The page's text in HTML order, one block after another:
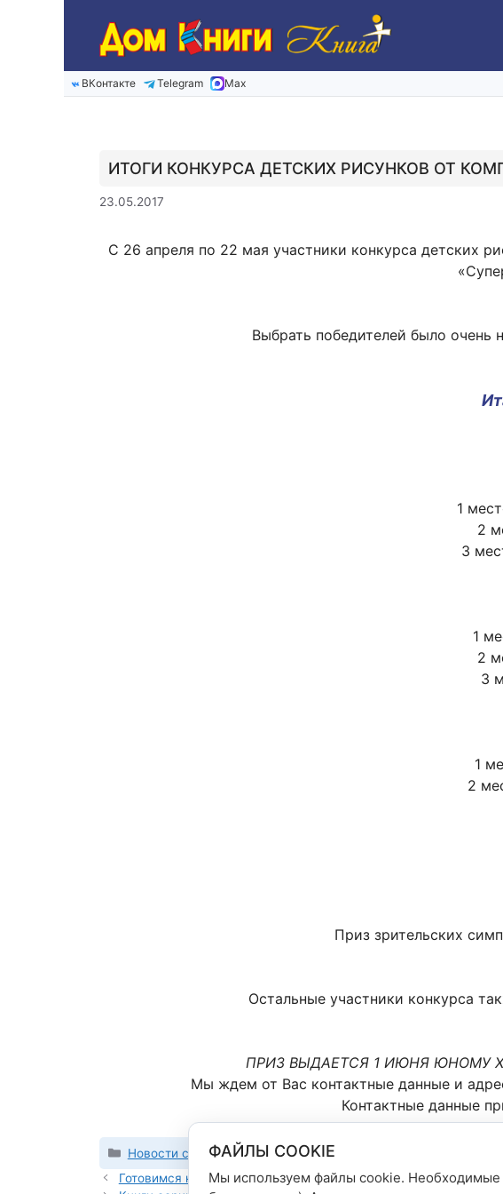
содержимому
ВКонтакте Telegram Max
ИТОГИ КОНКУРСА ДЕТСКИХ РИСУНКОВ ОТ
23.05.2017
С 26 апреля по 22 мая участники конкурса детских
Выбрать победителей было очень
1
2
3
1
2
3
1
2
Приз зрительских
Остальные участники конкурса
ПРИЗ ВЫДАЕТСЯ 1 ИЮНЯ ЮНОМУ
Мы ждем от Вас контактные данные и
Контактные данные
Рубрики
Новости сети магазинов
Готовимся к школе заранее!
ФАЙЛЫ COOKIE
Мы используем файлы cookie. Необходимые